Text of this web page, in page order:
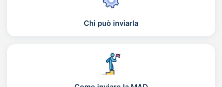
Chi può inviarla